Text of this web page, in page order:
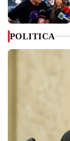
POLITICA